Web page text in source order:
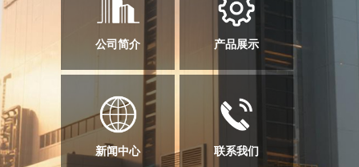
公司简介 产品展示
新闻中心 联系我们